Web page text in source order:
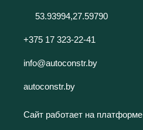
53.93994,27.59790
+375 17 323-22-41
info@autoconstr.by
autoconstr.by
Сайт работает на платформе